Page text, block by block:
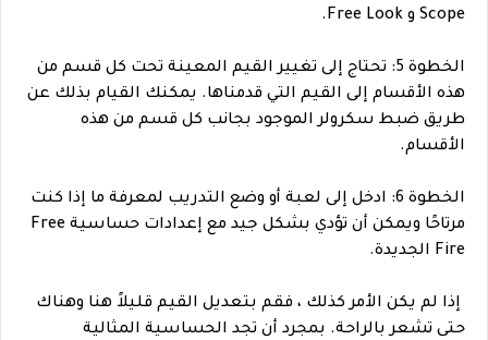
Scope و Free Look.
الخطوة 5: تحتاج إلى تغيير القيم المعينة تحت كل قسم من
هذه الأقسام إلى القيم التي قدمناها. يمكنك القيام بذلك عن
طريق ضبط سكرولر الموجود بجانب كل قسم من هذه
الأقسام.
الخطوة 6: ادخل إلى لعبة أو وضع التدريب لمعرفة ما إذا كنت
مرتاحًا ويمكن أن تؤدي بشكل جيد مع إعدادات حساسية Free
Fire الجديدة.
إذا لم يكن الأمر كذلك ، فقم بتعديل القيم قليلاً هنا وهناك
حتى تشعر بالراحة. بمجرد أن تجد الحساسية المثالية